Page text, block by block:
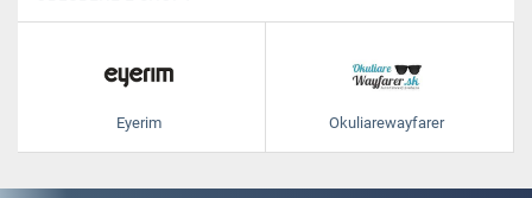
Eyerim Okuliarewayfarer